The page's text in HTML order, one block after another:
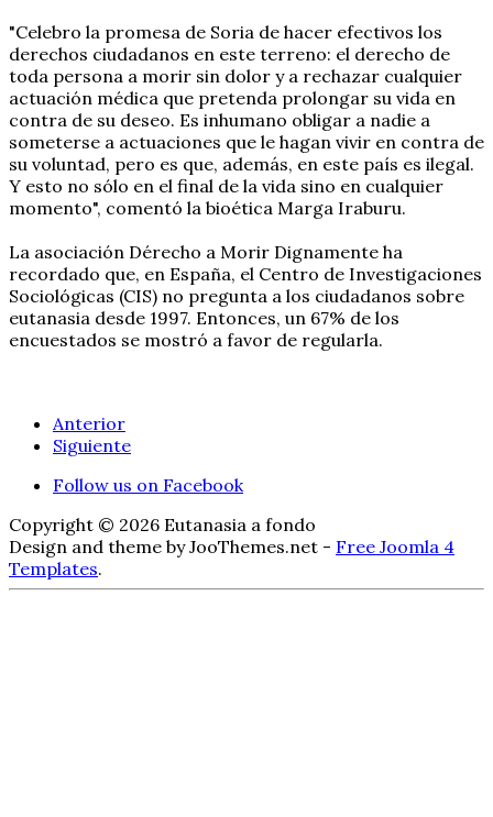
"Celebro la promesa de Soria de hacer efectivos los
derechos ciudadanos en este terreno: el derecho de
toda persona a morir sin dolor y a rechazar cualquier
actuación médica que pretenda prolongar su vida en
contra de su deseo. Es inhumano obligar a nadie a
someterse a actuaciones que le hagan vivir en contra de
su voluntad, pero es que, además, en este país es ilegal.
Y esto no sólo en el final de la vida sino en cualquier
momento", comentó la bioética Marga Iraburu.
La asociación Dérecho a Morir Dignamente ha
recordado que, en España, el Centro de Investigaciones
Sociológicas (CIS) no pregunta a los ciudadanos sobre
eutanasia desde 1997. Entonces, un 67% de los
encuestados se mostró a favor de regularla.
Anterior
Siguiente
Follow us on Facebook
Copyright © 2026 Eutanasia a fondo
Design and theme by JooThemes.net - Free Joomla 4
Templates.